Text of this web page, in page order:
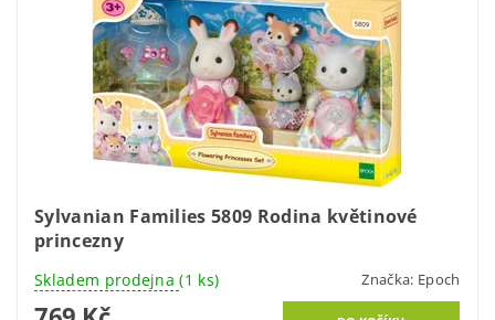
Sylvanian Families 5809 Rodina květinové
princezny
Skladem prodejna(1 ks) Značka: Epoch